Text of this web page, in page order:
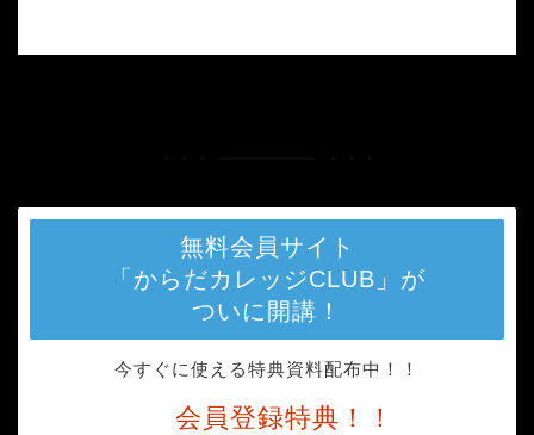
無料会員サイト
「からだカレッジCLUB」が
ついに開講！
今すぐに使える特典資料配布中！！
会員登録特典！！